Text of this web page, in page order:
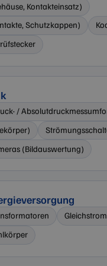
Kontakteinsatz)
Schutzkappen)
/
(Bildauswertung)